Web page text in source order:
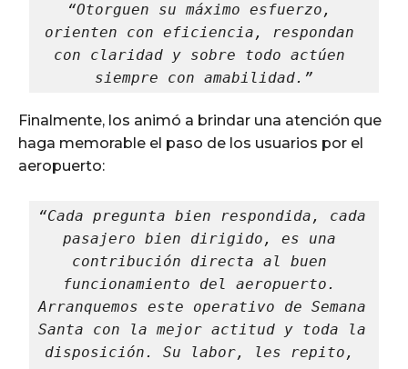
“Otorguen su máximo esfuerzo,
orienten con eficiencia, respondan
con claridad y sobre todo actúen
siempre con amabilidad.”
Finalmente, los animó a brindar una atención que
haga memorable el paso de los usuarios por el
aeropuerto:
“Cada pregunta bien respondida, cada
pasajero bien dirigido, es una
contribución directa al buen
funcionamiento del aeropuerto.
Arranquemos este operativo de Semana
Santa con la mejor actitud y toda la
disposición. Su labor, les repito,